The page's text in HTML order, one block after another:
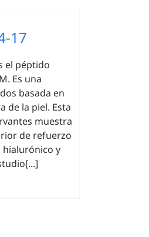
17
el péptido
Es una
basada en
de la piel. Esta
muestra
de refuerzo
hialurónico y